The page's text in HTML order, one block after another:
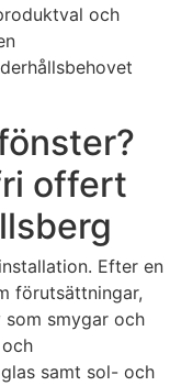
och
offert
Efter en
förutsättningar,
smygar och
samt sol- och